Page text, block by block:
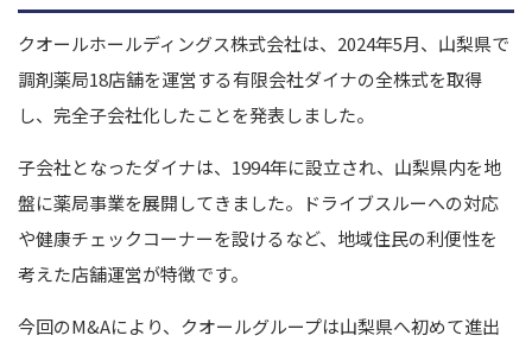
クオールホールディングス株式会社は、2024年5月、山梨県で
調剤薬局18店舗を運営する有限会社ダイナの全株式を取得
し、完全子会社化したことを発表しました。
子会社となったダイナは、1994年に設立され、山梨県内を地
盤に薬局事業を展開してきました。ドライブスルーへの対応
や健康チェックコーナーを設けるなど、地域住民の利便性を
考えた店舗運営が特徴です。
今回のM&Aにより、クオールグループは山梨県へ初めて進出